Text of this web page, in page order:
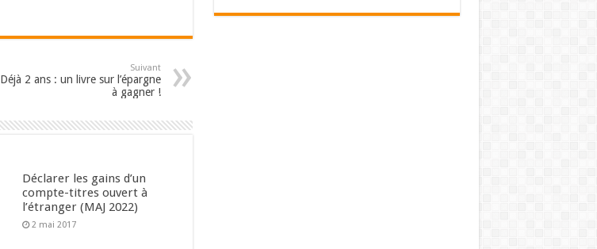
Suivant
Déjà 2 ans : un livre sur l’épargne
à gagner !
Déclarer les gains d’un
compte-titres ouvert à
l’étranger (MAJ 2022)
2 mai 2017